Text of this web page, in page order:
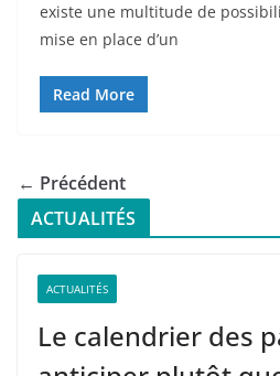
existe une multitude de
mise en place d’un
Read More
← Précédent
ACTUALITÉS
ACTUALITÉS
Le calendrier des